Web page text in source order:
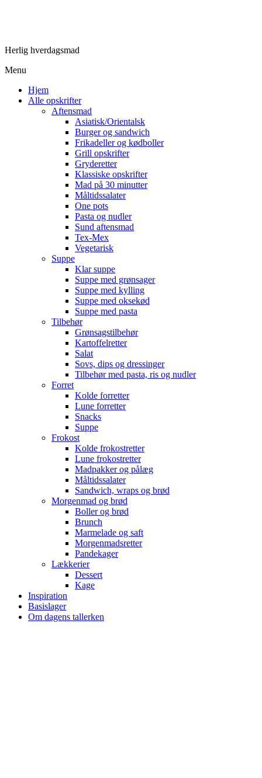
Herlig hverdagsmad
Menu
Hjem
Alle opskrifter
Aftensmad
Asiatisk/Orientalsk
Burger og sandwich
Frikadeller og kødboller
Grill opskrifter
Gryderetter
Klassiske opskrifter
Mad på 30 minutter
Måltidssalater
One pots
Pasta og nudler
Sund aftensmad
Tex-Mex
Vegetarisk
Suppe
Klar suppe
Suppe med grønsager
Suppe med kylling
Suppe med oksekød
Suppe med pasta
Tilbehør
Grønsagstilbehør
Kartoffelretter
Salat
Sovs, dips og dressinger
Tilbehør med pasta, ris og nudler
Forret
Kolde forretter
Lune forretter
Snacks
Suppe
Frokost
Kolde frokostretter
Lune frokostretter
Madpakker og pålæg
Måltidssalater
Sandwich, wraps og brød
Morgenmad og brød
Boller og brød
Brunch
Marmelade og saft
Morgenmadsretter
Pandekager
Lækkerier
Dessert
Kage
Inspiration
Basislager
Om dagens tallerken